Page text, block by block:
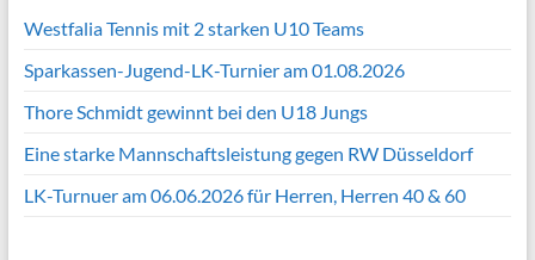
Westfalia Tennis mit 2 starken U10 Teams
Sparkassen-Jugend-LK-Turnier am 01.08.2026
Thore Schmidt gewinnt bei den U18 Jungs
Eine starke Mannschaftsleistung gegen RW Düsseldorf
LK-Turnuer am 06.06.2026 für Herren, Herren 40 & 60